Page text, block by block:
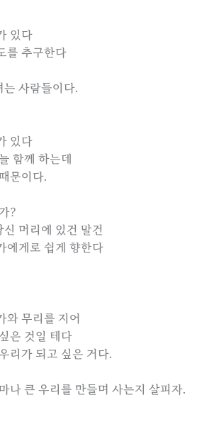
있다
를 추구한다
는 사람들이다.
있다
함께 하는데
문이다.
?
머리에 있건 말건
에게로 쉽게 향한다
와 무리를 지어
은 것일 테다
리가 되고 싶은 거다.
나 큰 우리를 만들며 사는지 살피자.